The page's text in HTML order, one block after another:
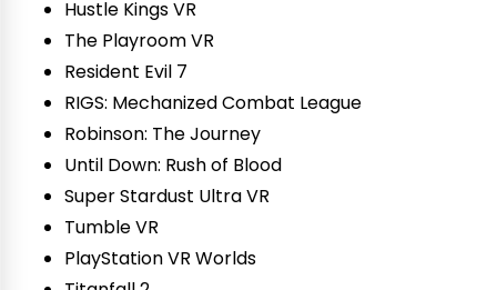
Hustle Kings VR
The Playroom VR
Resident Evil 7
RIGS: Mechanized Combat League
Robinson: The Journey
Until Down: Rush of Blood
Super Stardust Ultra VR
Tumble VR
PlayStation VR Worlds